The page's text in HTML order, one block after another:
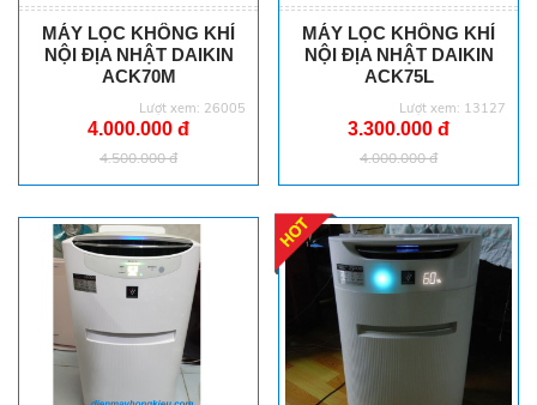
MÁY LỌC KHÔNG KHÍ
NỘI ĐỊA NHẬT DAIKIN
ACK70M
Lượt xem: 26005
4.000.000 đ
4.500.000 đ
MÁY LỌC KHÔNG KHÍ
NỘI ĐỊA NHẬT DAIKIN
ACK75L
Lượt xem: 13127
3.300.000 đ
4.000.000 đ